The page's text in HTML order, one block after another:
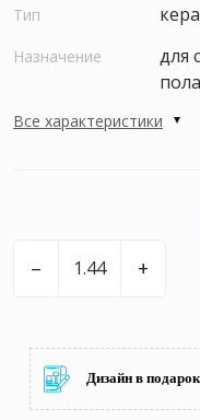
Тип
Назначение
для
Все характеристики
– +
Дизайн в подарок